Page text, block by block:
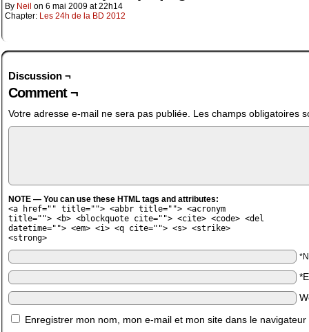
By Neil on 6 mai 2009 at22h14
Chapter: Les 24h de la BD 2012
Discussion ¬
Comment ¬
Votre adresse e-mail ne sera pas publiée. Les champs obligatoires
NOTE — You can use these HTML tags and attributes:
<a href="" title=""> <abbr title=""> <acronym
title=""> <b> <blockquote cite=""> <cite> <code> <del
datetime=""> <em> <i> <q cite=""> <s> <strike>
<strong>
Enregistrer mon nom, mon e-mail et mon site dans le